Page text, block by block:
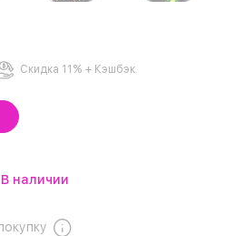
Скидка 11% + Кэшбэк
В наличии